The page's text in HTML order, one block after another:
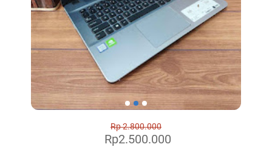
Rp 2.800.000
Rp2.500.000